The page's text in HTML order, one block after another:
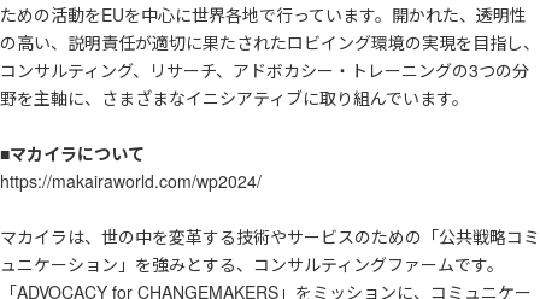
ための活動をEUを中心に世界各地で行っています。開かれた、透明性
の高い、説明責任が適切に果たされたロビイング環境の実現を目指し、
コンサルティング、リサーチ、アドボカシー・トレーニングの3つの分
野を主軸に、さまざまなイニシアティブに取り組んでいます。
■マカイラについて
https://makairaworld.com/wp2024/
マカイラは、世の中を変革する技術やサービスのための「公共戦略コミ
ュニケーション」を強みとする、コンサルティングファームです。
「ADVOCACY for CHANGEMAKERS」をミッションに、コミュニケー